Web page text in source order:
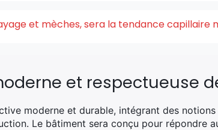
et mèches, sera la tendance capillaire
et respectueuse
moderne et durable, intégrant des
Le bâtiment sera conçu pour répondre